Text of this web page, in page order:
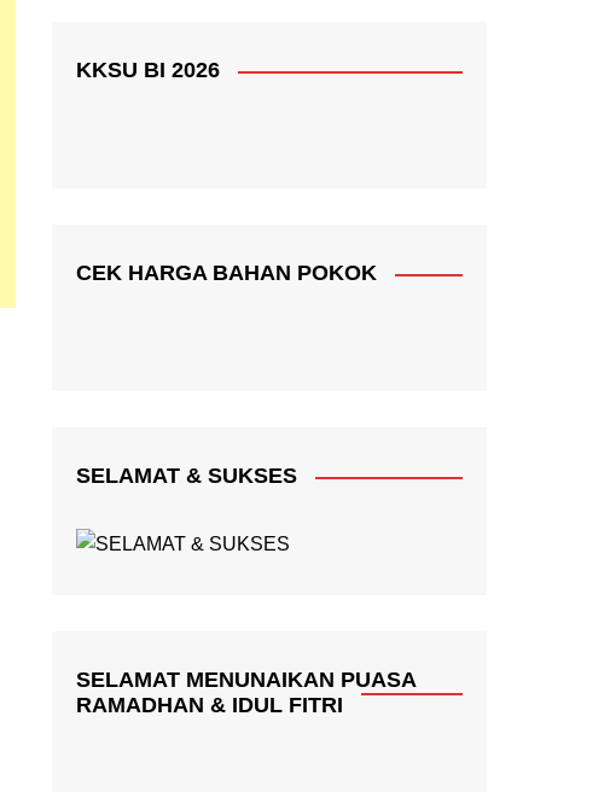
KKSU BI 2026
CEK HARGA BAHAN POKOK
SELAMAT & SUKSES
SELAMAT MENUNAIKAN PUASA
RAMADHAN & IDUL FITRI